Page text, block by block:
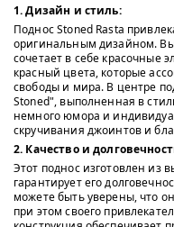
1. Дизайн и стиль:
Поднос Stoned Rasta
оригинальным дизайном.
сочетает в себе красочные
красный цвета, которые
свободы и мира. В центре
Stoned", выполненная в
немного юмора и
скручивания джоинтов и
2. Качество и
Этот поднос изготовлен из
гарантирует его
можете быть уверены, что
при этом своего